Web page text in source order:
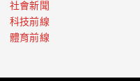
社會新聞
科技前線
體育前線